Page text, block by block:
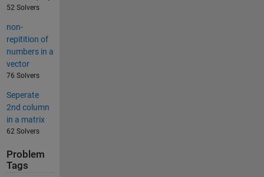
52 Solvers
non-
repitition of
numbers in a
vector
76 Solvers
Seperate
2nd column
in a matrix
62 Solvers
Problem
Tags